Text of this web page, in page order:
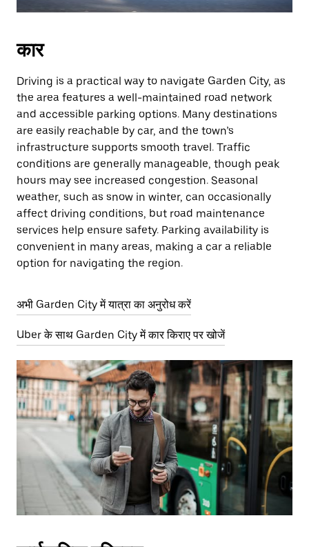
कार
Driving is a practical way to navigate Garden City, as
the area features a well-maintained road network
and accessible parking options. Many destinations
are easily reachable by car, and the town’s
infrastructure supports smooth travel. Traffic
conditions are generally manageable, though peak
hours may see increased congestion. Seasonal
weather, such as snow in winter, can occasionally
affect driving conditions, but road maintenance
services help ensure safety. Parking availability is
convenient in many areas, making a car a reliable
option for navigating the region.
अभी Garden City में यात्रा का अनुरोध करें
Uber के साथ Garden City में कार किराए पर खोजें